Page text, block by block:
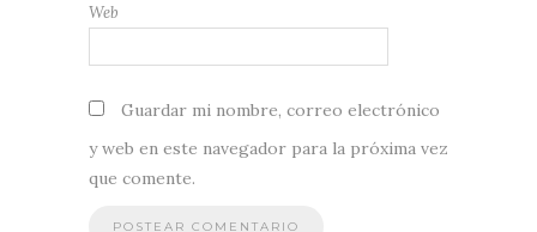
Web
Guardar mi nombre, correo electrónico
y web en este navegador para la próxima vez
que comente.